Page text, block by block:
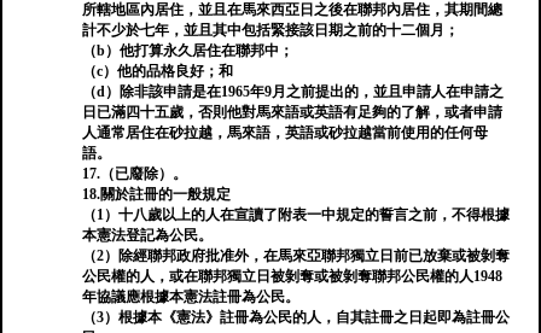
所轄地區內居住，並且在馬來西亞日之後在聯邦內居住，其期間總
計不少於七年，並且其中包括緊接該日期之前的十二個月；
（b）他打算永久居住在聯邦中；
（c）他的品格良好；和
（d）除非該申請是在1965年9月之前提出的，並且申請人在申請之
日已滿四十五歲，否則他對馬來語或英語有足夠的了解，或者申請
人通常居住在砂拉越，馬來語，英語或砂拉越當前使用的任何母
語。
17.（已廢除）。
18.關於註冊的一般規定
（1）十八歲以上的人在宣讀了附表一中規定的誓言之前，不得根據
本憲法登記為公民。
（2）除經聯邦政府批准外，在馬來亞聯邦獨立日前已放棄或被剝奪
公民權的人，或在聯邦獨立日被剝奪或被剝奪聯邦公民權的人1948
年協議應根據本憲法註冊為公民。
（3）根據本《憲法》註冊為公民的人，自其註冊之日起即為註冊公